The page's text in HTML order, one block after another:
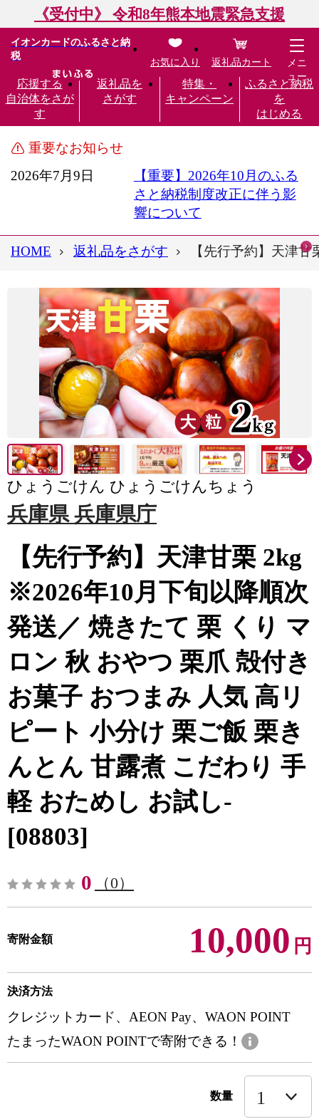
《受付中》 令和8年熊本地震緊急支援
イオンカードのふるさと納
税
応援する
自治体をさが
す
返礼品を
さがす
特集・
キャンペーン
ふるさと納税
を
はじめる
お気に入り 返礼品カート
メニ
ュー
重要なお知らせ
2026年7月9日
【重要】2026年10月のふる
さと納税制度改正に伴う影
響について
HOME 返礼品をさがす 【先行予約】天津
ひょうごけん ひょうごけんちょう
兵庫県 兵庫県庁
【先行予約】天津甘栗 2kg
※2026年10月下旬以降順次
発送／ 焼きたて 栗 くり マ
ロン 秋 おやつ 栗爪 殻付き
お菓子 おつまみ 人気 高リ
ピート 小分け 栗ご飯 栗き
んとん 甘露煮 こだわり 手
軽 おためし お試し-
[08803]
0 （0）
寄附金額 10,000 円
決済方法
クレジットカード、AEON Pay、WAON POINT
たまったWAON POINTで寄附できる！
数量